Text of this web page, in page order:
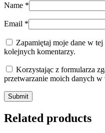
Name *
Email *
Zapamiętaj moje dane w
kolejnych komentarzy.
Korzystając z formularza
przetwarzanie moich danych
Related products